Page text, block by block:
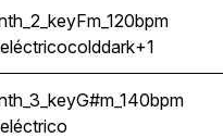
colddark+1